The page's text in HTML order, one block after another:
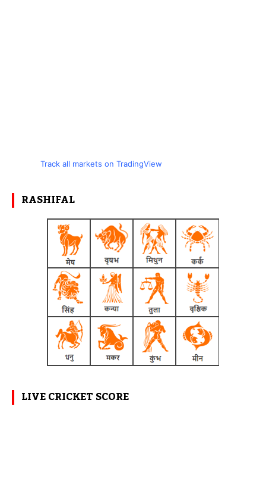
Track all markets on TradingView
RASHIFAL
LIVE CRICKET SCORE